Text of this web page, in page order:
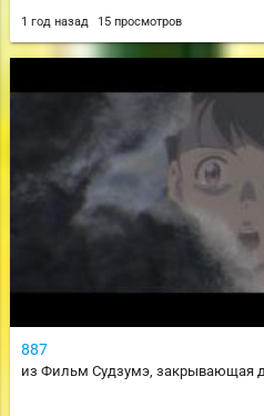
1 год назад 15 просмотров
887
из Фильм Судзумэ, закрывающая